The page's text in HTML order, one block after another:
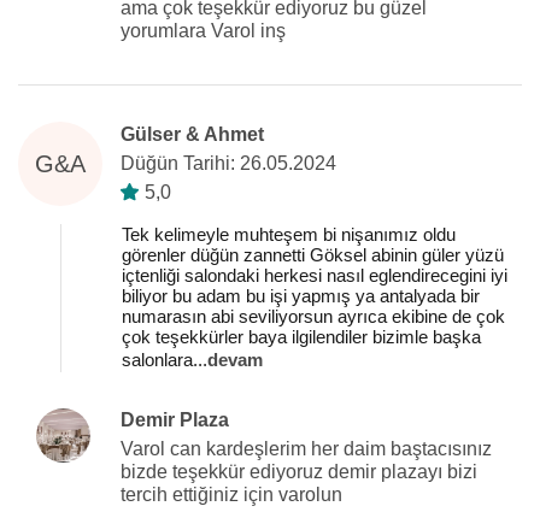
ama çok teşekkür ediyoruz bu güzel
yorumlara Varol inş
G&A
Gülser & Ahmet
Düğün Tarihi: 26.05.2024
5,0
Tek kelimeyle muhteşem bi nişanımız oldu
görenler düğün zannetti Göksel abinin güler yüzü
içtenliği salondaki herkesi nasıl eglendirecegini iyi
biliyor bu adam bu işi yapmış ya antalyada bir
numarasın abi seviliyorsun ayrıca ekibine de çok
çok teşekkürler baya ilgilendiler bizimle başka
salonlara...devam
Demir Plaza
Varol can kardeşlerim her daim baştacısınız
bizde teşekkür ediyoruz demir plazayı bizi
tercih ettiğiniz için varolun